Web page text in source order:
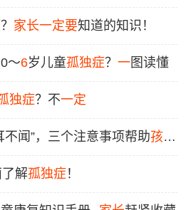
？ 家长一定要知道的知识！
～6岁儿童孤独症？一图读懂
独症？不一定
不闻”，三个注意事项帮助孩子
解孤独症 ！